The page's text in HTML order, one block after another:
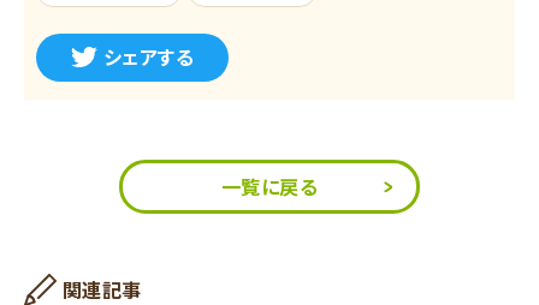
シェアする
一覧に戻る
関連記事